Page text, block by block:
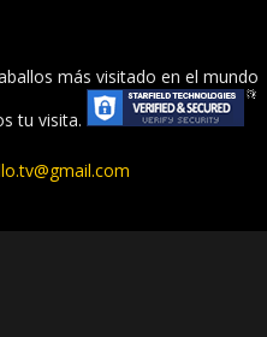
más visitado en el mundo
tu visita.